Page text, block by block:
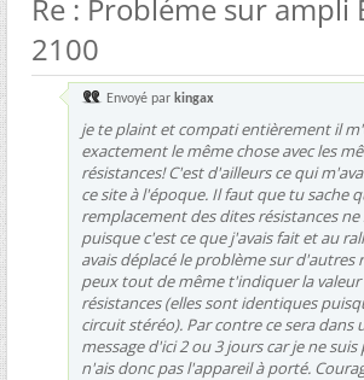
Re : Probléme sur ampli
2100
Envoyé par kingax
je te plaint et compati entièrement il
exactement le même chose avec les
résistances! C'est d'ailleurs ce qui
ce site à l'époque. Il faut que tu sache
remplacement des dites résistances
puisque c'est ce que j'avais fait et au
avais déplacé le problème sur d'autres
peux tout de même t'indiquer la valeur
résistances (elles sont identiques
circuit stéréo). Par contre ce sera dans
message d'ici 2 ou 3 jours car je ne
n'ais donc pas l'appareil à porté.